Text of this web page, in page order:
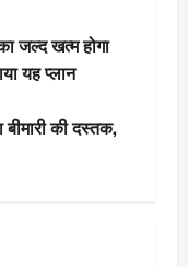
जल्द खत्म होगा
यह प्लान
की दस्तक,